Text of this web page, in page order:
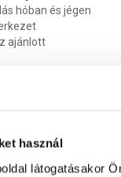
használ
látogatásakor
hóban és jégen
ajánlott
biztosítani